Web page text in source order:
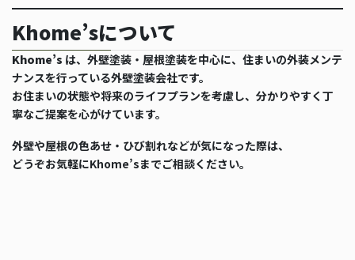
Khome’sについて
Khome’s は、外壁塗装・屋根塗装を中心に、住まいの外装メンテ
ナンスを行っている外壁塗装会社です。
お住まいの状態や将来のライフプランを考慮し、分かりやすく丁
寧なご提案を心がけています。
外壁や屋根の色あせ・ひび割れなどが気になった際は、
どうぞお気軽にKhome’sまでご相談ください。